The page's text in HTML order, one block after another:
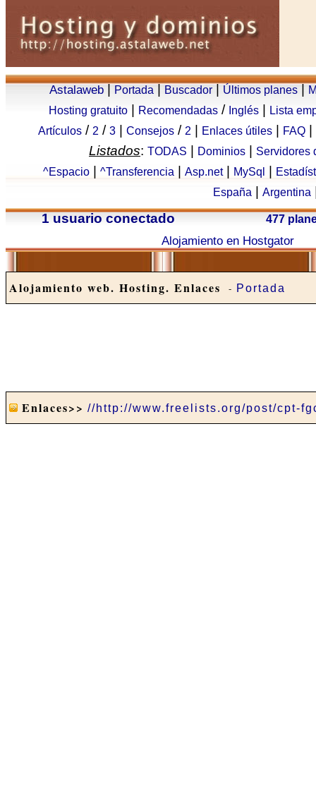
Astalaweb Portada Buscador Últimos planes
Hosting gratuito
Recomendadas / Inglés
Lista
Artículos / 2 / 3 Consejos / 2 Enlaces útiles FAQ
Listados: TODAS Dominios
Servidores
^Espacio
^Transferencia Asp.net| MySql
España
Argentina
1 usuario conectado
477
Alojamiento en Hostgator
Alojamiento web. Hosting. Enlaces - Portada
Enlaces>> //http://www.freelists.org/post/cpt-